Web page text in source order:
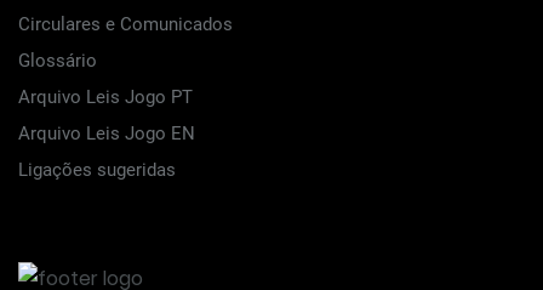
Circulares e Comunicados
Glossário
Arquivo Leis Jogo PT
Arquivo Leis Jogo EN
Ligações sugeridas